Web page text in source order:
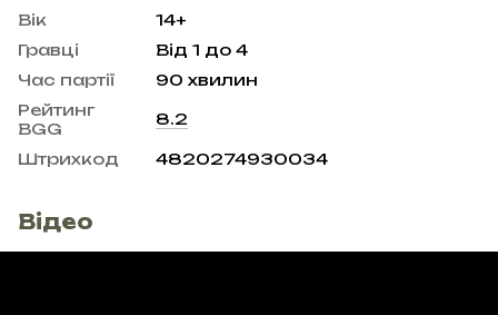
Вік
14+
Гравці
Від 1 до 4
Час партії
90 хвилин
Рейтинг
BGG
8.2
Штрихкод 4820274930034
Відео